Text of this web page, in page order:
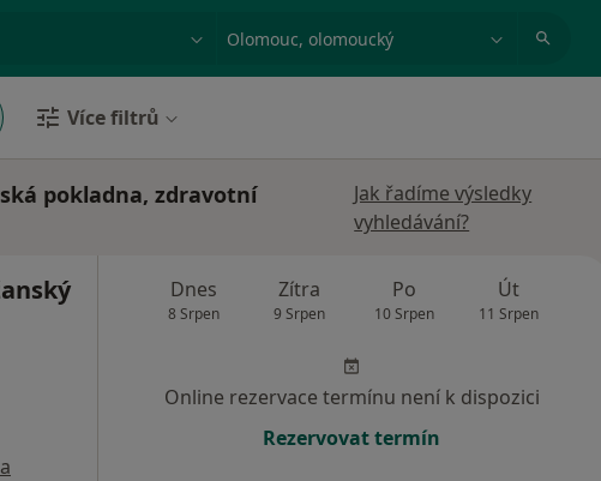
Město nebo region
Více filtrů
pokladna, zdravotní
Jak řadíme výsledky
vyhledávání?
Dnes
8 Srpen
Zítra
9 Srpen
Po
10 Srpen
Út
11 Srpen
Online rezervace termínu není k dispozici
Rezervovat termín